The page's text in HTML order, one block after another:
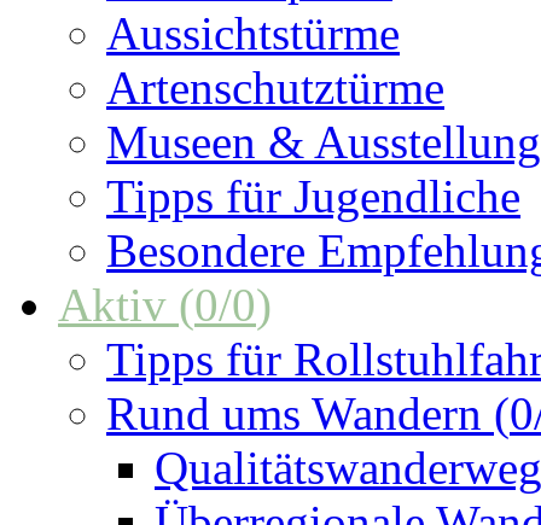
Aussichtstürme
Artenschutztürme
Museen &
Tipps für Jugendliche
Besondere
Aktiv (0/0)
Tipps für
Rund ums Wandern (0